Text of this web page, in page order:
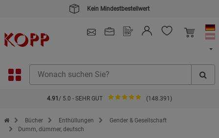
Kein Mindestbestellwert
4.91 / 5.0 - SEHR GUT (148.391)
Zur Startseite des Kopp Verlag Online-Shop
Bücher Enthüllungen
Gender & Gesellschaft
Dumm, dümmer, deutsch